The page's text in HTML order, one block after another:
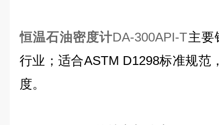
恒温石油密度计DA-300API-T主要
行业；适合ASTM D1298标准规范
度。